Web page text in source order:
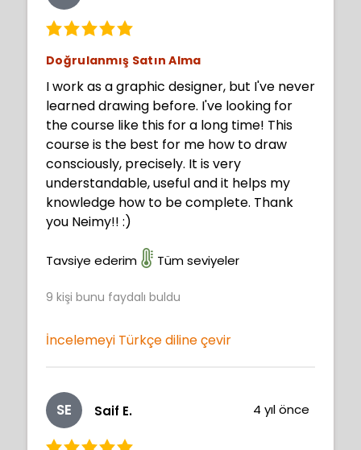
Doğrulanmış Satın Alma
I work as a graphic designer, but I've never
learned drawing before. I've looking for
the course like this for a long time! This
course is the best for me how to draw
consciously, precisely. It is very
understandable, useful and it helps my
knowledge how to be complete. Thank
you Neimy!! :)
Tavsiye ederim Tüm seviyeler
9 kişi bunu faydalı buldu
İncelemeyi Türkçe diline çevir
SE Saif E. 4 yıl önce